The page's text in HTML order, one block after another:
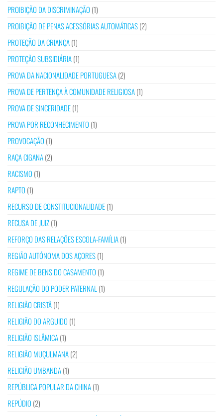
PROIBIÇÃO DA DISCRIMINAÇÃO (1)
PROIBIÇÃO DE PENAS ACESSÓRIAS AUTOMÁTICAS(2)
PROTEÇÃO DA CRIANÇA(1)
PROTEÇÃO SUBSIDIÁRIA(1)
PROVA DA NACIONALIDADE PORTUGUESA(2)
PROVA DE PERTENÇA À COMUNIDADE RELIGIOSA(1)
PROVA DE SINCERIDADE(1)
PROVA POR RECONHECIMENTO (1)
PROVOCAÇÃO (1)
RAÇA CIGANA(2)
RACISMO (1)
RAPTO (1)
RECURSO DE CONSTITUCIONALIDADE(1)
RECUSA DE JUIZ(1)
REFORÇO DAS RELAÇÕES ESCOLA-FAMÍLIA(1)
REGIÃO AUTÓNOMA DOS AÇORES(1)
REGIME DE BENS DO CASAMENTO (1)
REGULAÇÃO DO PODER PATERNAL (1)
RELIGIÃO CRISTÃ(1)
RELIGIÃO DO ARGUIDO (1)
RELIGIÃO ISLÂMICA(1)
RELIGIÃO MUÇULMANA(2)
RELIGIÃO UMBANDA(1)
REPÚBLICA POPULAR DA CHINA(1)
REPÚDIO (2)